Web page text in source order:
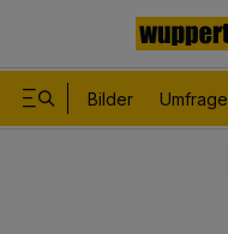
Bilder Umfrage